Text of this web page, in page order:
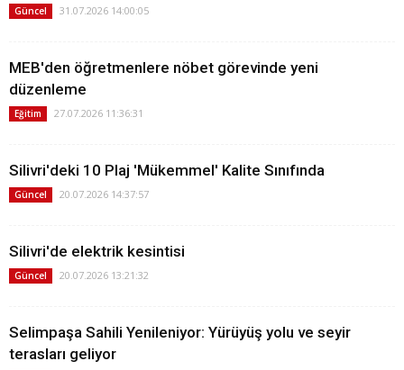
Güncel 31.07.2026 14:00:05
MEB'den öğretmenlere nöbet görevinde yeni
düzenleme
Eğitim 27.07.2026 11:36:31
Silivri'deki 10 Plaj 'Mükemmel' Kalite Sınıfında
Güncel 20.07.2026 14:37:57
Silivri'de elektrik kesintisi
Güncel 20.07.2026 13:21:32
Selimpaşa Sahili Yenileniyor: Yürüyüş yolu ve seyir
terasları geliyor